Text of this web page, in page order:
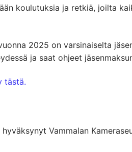
koulutuksia ja retkiä, joilta
2025 on varsinaiselta
ja saat ohjeet
tästä.
Vammalan